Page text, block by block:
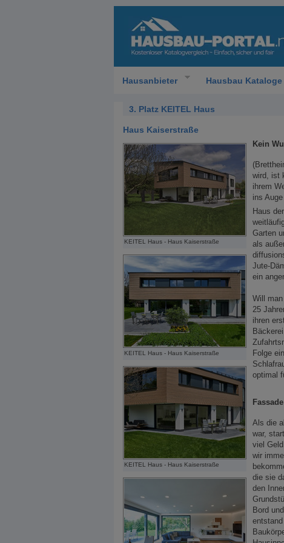
Hausanbieter Hausbau Kataloge
3. Platz KEITEL Haus
Haus Kaiserstraße
KEITEL Haus - Haus Kaiserstraße
KEITEL Haus - Haus Kaiserstraße
KEITEL Haus - Haus Kaiserstraße
Kein
wird, ist
ihrem
ins
Haus
Garten
als
Jute-
ein
Will
25
ihren
Folge
optimal
Als die
war,
viel
wir
die sie
den
Bord